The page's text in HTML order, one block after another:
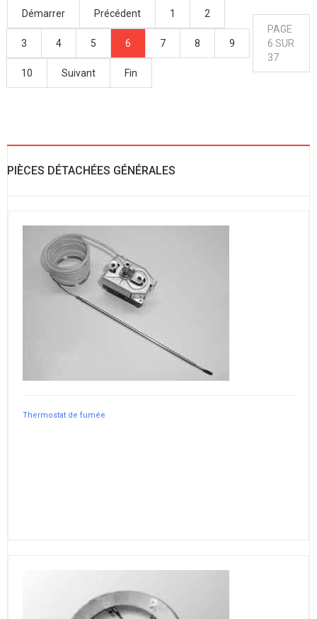
Démarrer Précédent 1 2
3 4 5 6 7 8 9
10 Suivant Fin
PAGE
6 SUR
37
PIÈCES DÉTACHÉES GÉNÉRALES
Thermostat de fumée